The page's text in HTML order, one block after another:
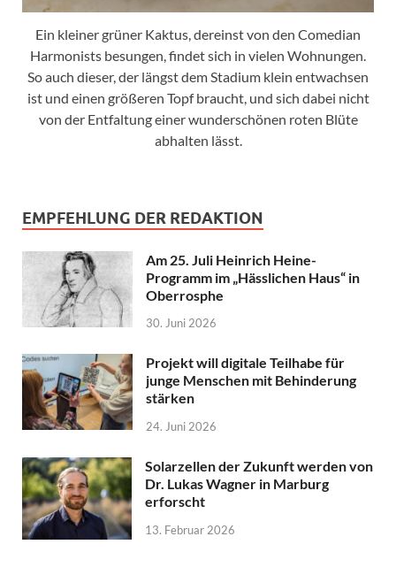
Ein kleiner grüner Kaktus, dereinst von den Comedian
Harmonists besungen, findet sich in vielen Wohnungen.
So auch dieser, der längst dem Stadium klein entwachsen
ist und einen größeren Topf braucht, und sich dabei nicht
von der Entfaltung einer wunderschönen roten Blüte
abhalten lässt.
EMPFEHLUNG DER REDAKTION
Am 25. Juli Heinrich Heine-
Programm im „Hässlichen Haus“ in
Oberrosphe
30. Juni 2026
Projekt will digitale Teilhabe für
junge Menschen mit Behinderung
stärken
24. Juni 2026
Solarzellen der Zukunft werden von
Dr. Lukas Wagner in Marburg
erforscht
13. Februar 2026